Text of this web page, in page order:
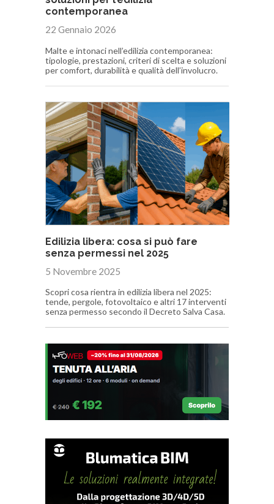
contemporanea
22 Gennaio 2026
Malte e intonaci nell’edilizia contemporanea:
tipologie, prestazioni, criteri di scelta e soluzioni
per comfort, durabilità e qualità dell’involucro.
Edilizia libera: cosa si può fare
senza permessi nel 2025
5 Novembre 2025
Scopri cosa rientra in edilizia libera nel 2025:
tende, pergole, fotovoltaico e altri 17 interventi
senza permesso secondo il Decreto Salva Casa.